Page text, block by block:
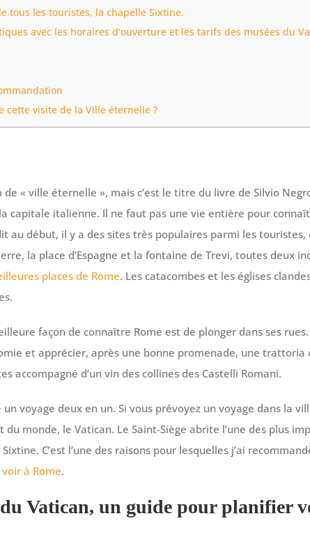
tous les touristes, la chapelle Sixtine.
avec les horaires d’ouverture et les tarifs des musées du
cette visite de la Ville éternelle ?
de « ville éternelle », mais c’est le titre du livre de Silvio
capitale italienne. Il ne faut pas une vie entière pour
au début, il y a des sites très populaires parmi les touristes,
la place d’Espagne et la fontaine de Trevi, toutes deux
places de Rome. Les catacombes et les églises
façon de connaître Rome est de plonger dans ses
et apprécier, après une bonne promenade, une trattoria
accompagné d’un vin des collines des Castelli Romani.
un voyage deux en un. Si vous prévoyez un voyage dans la
monde, le Vatican. Le Saint-Siège abrite l’une des plus
C’est l’une des raisons pour lesquelles j’ai
à Rome.
Vatican, un guide pour planifier